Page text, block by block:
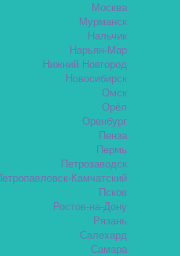
Москва
Мурманск
Нальчик
Нарьян-Мар
Нижний Новгород
Новосибирск
Омск
Орёл
Оренбург
Пенза
Пермь
Петрозаводск
Петропавловск-Камчатский
Псков
Ростов-на-Дону
Рязань
Салехард
Самара